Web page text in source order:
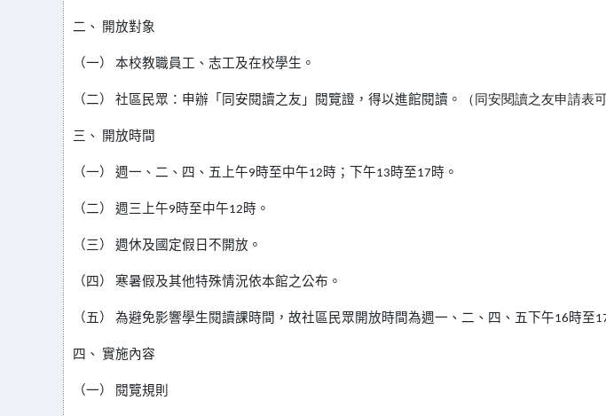
二、 開放對象
（一） 本校教職員工、志工及在校學生。
（二） 社區民眾：申辦「同安閱讀之友」閱覽證，得以進館閱讀。 （同安閱讀之友申請表
三、 開放時間
（一） 週一、二、四、五上午9時至中午12時；下午13時至17時。
（二） 週三上午9時至中午12時。
（三） 週休及國定假日不開放。
（四） 寒暑假及其他特殊情況依本館之公布。
（五） 為避免影響學生閱讀課時間，故社區民眾開放時間為週一、二、四、五下午16時至
四、 實施內容
（一） 閱覽規則